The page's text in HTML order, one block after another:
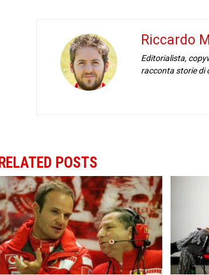
Riccardo
Editorialista,
racconta storie di
RELATED POSTS